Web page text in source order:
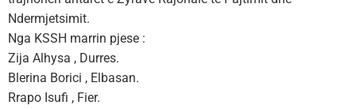
Ndermjetsimit.
Nga KSSH marrin pjese :
Zija Alhysa , Durres.
Blerina Borici , Elbasan.
Rrapo Isufi , Fier.